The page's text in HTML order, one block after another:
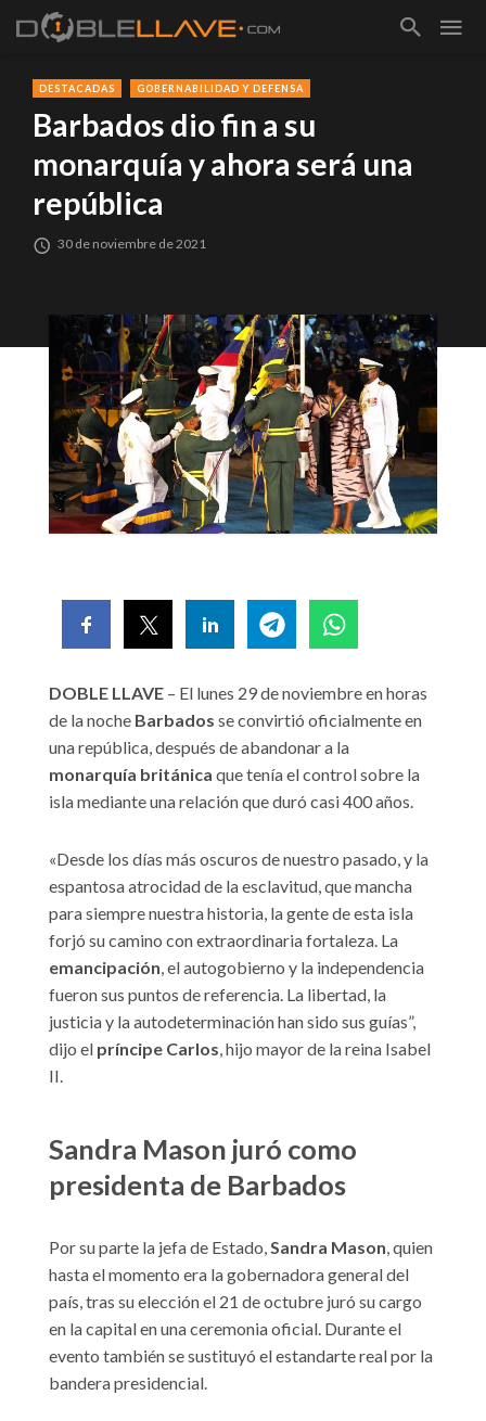
DESTACADAS GOBERNABILIDAD Y DEFENSA
Barbados dio fin a su
monarquía y ahora será una
república
30 de noviembre de 2021
DOBLE LLAVE – El lunes 29 de noviembre en horas
de la noche Barbados se convirtió oficialmente en
una república, después de abandonar a la
monarquía británica que tenía el control sobre la
isla mediante una relación que duró casi 400 años.
«Desde los días más oscuros de nuestro pasado, y la
espantosa atrocidad de la esclavitud, que mancha
para siempre nuestra historia, la gente de esta isla
forjó su camino con extraordinaria fortaleza. La
emancipación, el autogobierno y la independencia
fueron sus puntos de referencia. La libertad, la
justicia y la autodeterminación han sido sus guías”,
dijo el príncipe Carlos, hijo mayor de la reina Isabel
II.
Sandra Mason juró como
presidenta de Barbados
Por su parte la jefa de Estado, Sandra Mason , quien
hasta el momento era la gobernadora general del
país, tras su elección el 21 de octubre juró su cargo
en la capital en una ceremonia oficial. Durante el
evento también se sustituyó el estandarte real por la
bandera presidencial.